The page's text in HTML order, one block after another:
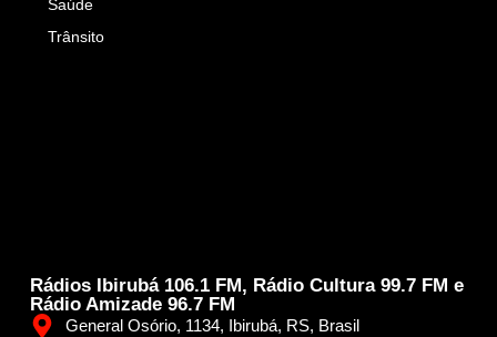
Rádios Ibirubá 106.1 FM, Rádio Cultura 99.7 FM e
Rádio Amizade 96.7 FM
General Osório, 1134, Ibirubá, RS, Brasil
Saúde
Trânsito